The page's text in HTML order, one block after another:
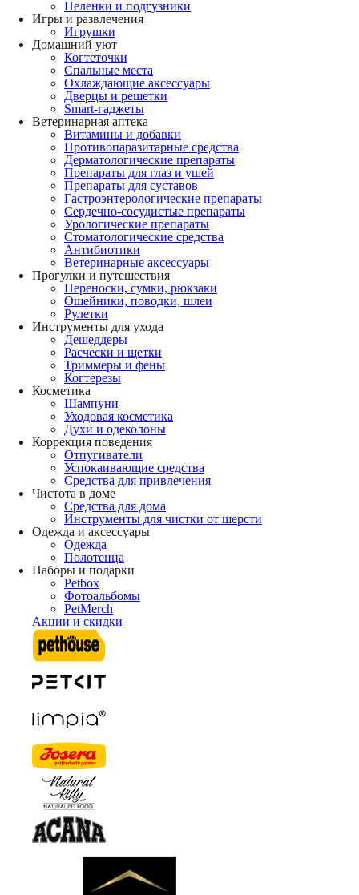
Пеленки и подгузники
Игры и развлечения
Игрушки
Домашний уют
Когтеточки
Спальные места
Охлаждающие аксессуары
Дверцы и решетки
Smart-гаджеты
Ветеринарная аптека
Витамины и добавки
Противопаразитарные средства
Дерматологические препараты
Препараты для глаз и ушей
Препараты для суставов
Гастроэнтерологические препараты
Сердечно-сосудистые препараты
Урологические препараты
Стоматологические средства
Антибиотики
Ветеринарные аксессуары
Прогулки и путешествия
Переноски, сумки, рюкзаки
Ошейники, поводки, шлеи
Рулетки
Инструменты для ухода
Дешеддеры
Расчески и щетки
Триммеры и фены
Когтерезы
Косметика
Шампуни
Уходовая косметика
Духи и одеколоны
Коррекция поведения
Отпугиватели
Успокаивающие средства
Средства для привлечения
Чистота в доме
Средства для дома
Инструменты для чистки от шерсти
Одежда и аксессуары
Одежда
Полотенца
Наборы и подарки
Petbox
Фотоальбомы
PetMerch
Акции и скидки